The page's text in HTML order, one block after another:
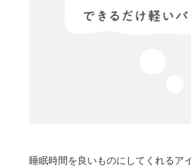
睡眠時間を良いものにしてくれるア